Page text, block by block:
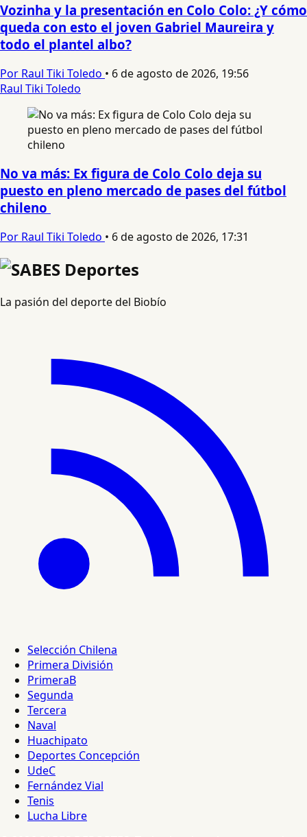
Vozinha y la presentación en Colo Colo: ¿Y cómo
queda con esto el joven Gabriel Maureira y
todo el plantel albo?
Por Raul Tiki Toledo • 6 de agosto de 2026, 19:56
Raul Tiki Toledo
No va más: Ex figura de Colo Colo deja su
puesto en pleno mercado de pases del fútbol
chileno
Por Raul Tiki Toledo • 6 de agosto de 2026, 17:31
La pasión del deporte del Biobío
Selección Chilena
Primera División
PrimeraB
Segunda
Tercera
Naval
Huachipato
Deportes Concepción
UdeC
Fernández Vial
Tenis
Lucha Libre